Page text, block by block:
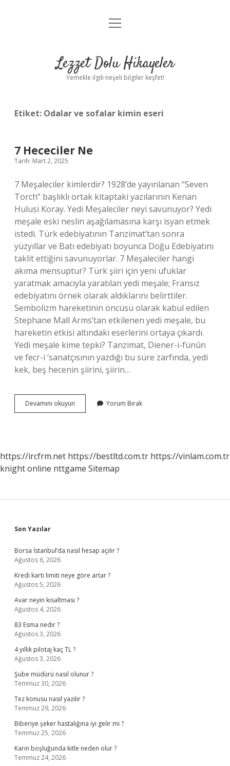
Anasayfa
Yasal Uyarı
menüyü
Lezzet Dolu Hikayeler
Yemekle ilgili neşeli bilgiler keşfet!
Etiket: Odalar ve sofalar kimin eseri
7 Hececiler Ne
Tarih: Mart 2, 2025
7 Meşaleciler kimlerdir? 1928’de yayınlanan “Seven
Torch” başlıklı ortak kitaptaki yazılarının Kenan
Hulusi Koray. Yedi Meşaleciler neyi savunuyor? Yedi
meşale eski neslin aşağılamasına karşı isyan etmek
istedi. Türk edebiyatının Tanzimat’tan sonra
yüzyıllar ve Batı edebiyatı boyunca Doğu Edebiyatını
taklit ettiğini savunuyorlar. 7 Meşaleciler hangi
akıma mensuptur? Türk şiiri için yeni ufuklar
yaratmak amacıyla yaratılan yedi meşale; Fransız
edebiyatını örnek olarak aldıklarını belirttiler.
Sembolizm hareketinin öncüsü olarak kabul edilen
Stephane Mall Arms’tan etkilenen yedi meşale, bu
hareketin etkisi altındaki eserlerini ortaya çıkardı.
Yedi meşale kime tepki? Tanzimat, Diener-i-fünûn
ve fecr-i ‘sanatçısının yazdığı bu süre zarfında, yedi
kek, beş hecenin şiirini, şiirin…
Devamını okuyun
Hececiler
Yorum Bırak
https://ircfrm.net https://bestltd.com.tr https://vinlam.com.tr
knight online nttgame Sitemap
Sidebar
Son Yazılar
Borsa İstanbul’da nasıl hesap açılır ?
Ağustos 6, 2026
Kredi kartı limiti neye göre artar ?
Ağustos 5, 2026
Avar neyin kısaltması ?
Ağustos 4, 2026
83 Esma nedir ?
Ağustos 3, 2026
4 yıllık pilotaj kaç TL ?
Ağustos 3, 2026
Şube müdürü nasıl olunur ?
Temmuz 30, 2026
Tez konusu nasıl yazılır ?
Temmuz 29, 2026
Biberiye şeker hastalığına iyi gelir mi ?
Temmuz 25, 2026
Karın boşluğunda kitle neden olur ?
Temmuz 24, 2026